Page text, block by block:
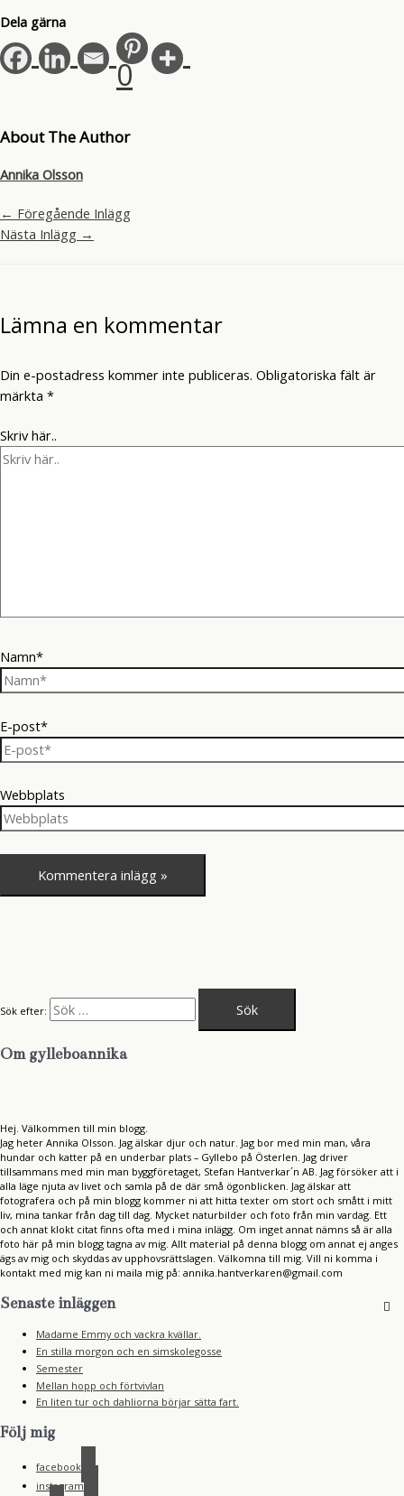
Dela gärna
0
About The Author
Annika Olsson
← Föregående Inlägg
Nästa Inlägg →
Lämna en kommentar
Din e-postadress kommer inte publiceras. Obligatoriska fält är
märkta *
Skriv här..
Namn*
E-post*
Webbplats
Sök efter:
Om gylleboannika
Hej. Välkommen till min blogg.
Jag heter Annika Olsson. Jag älskar djur och natur. Jag bor med min man, våra
hundar och katter på en underbar plats – Gyllebo på Österlen. Jag driver
tillsammans med min man byggföretaget, Stefan Hantverkar´n AB. Jag försöker att i
alla läge njuta av livet och samla på de där små ögonblicken. Jag älskar att
fotografera och på min blogg kommer ni att hitta texter om stort och smått i mitt
liv, mina tankar från dag till dag. Mycket naturbilder och foto från min vardag. Ett
och annat klokt citat finns ofta med i mina inlägg. Om inget annat nämns så är alla
foto här på min blogg tagna av mig. Allt material på denna blogg om annat ej anges
ägs av mig och skyddas av upphovsrättslagen. Välkomna till mig. Vill ni komma i
kontakt med mig kan ni maila mig på: annika.hantverkaren@gmail.com
Senaste inläggen
Madame Emmy och vackra kvällar.
En stilla morgon och en simskolegosse
Semester
Mellan hopp och förtvivlan
En liten tur och dahliorna börjar sätta fart.
Följ mig
facebook
instagram